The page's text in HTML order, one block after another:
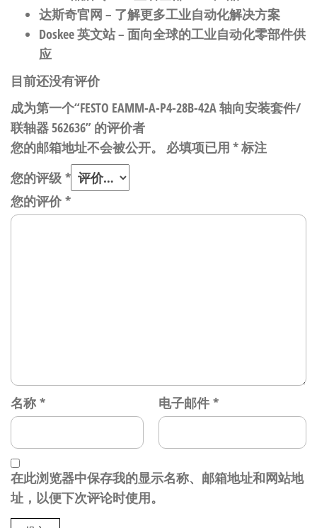
达斯奇官网 – 了解更多工业自动化解决方案
Doskee 英文站– 面向全球的工业自动化零部件供
应
目前还没有评价
成为第一个“FESTO EAMM-A-P4-28B-42A 轴向安装套件/
联轴器 562636” 的评价者
您的邮箱地址不会被公开。
必填项已用 *标注
您的评级 *
您的评价*
名称 * 电子邮件 *
在此浏览器中保存我的显示名称、邮箱地址和网站地
址，以便下次评论时使用。